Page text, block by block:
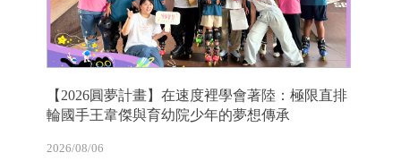
【2026圓夢計畫】在速度裡學會著陸：極限直排
輪國手王韋傑與育幼院少年的夢想傳承
2026/08/06